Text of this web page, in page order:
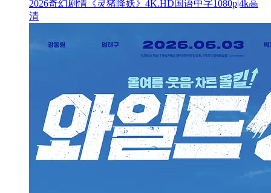
2026奇幻剧情《灵猪降妖》4K.HD国语中字1080p|4k高
清